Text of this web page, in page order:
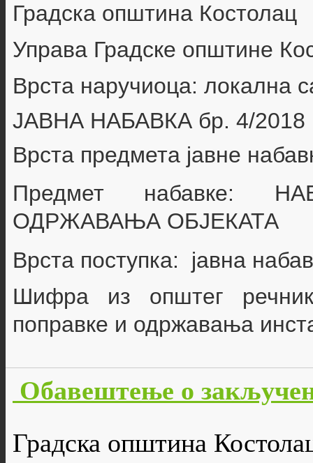
Градска општина Костолац
Управа Градске општине
Врста наручиоца: локална
ЈАВНА НАБАВКА бр. 4/2018
Врста предмета јавне
Предмет набавке:
ОДРЖАВАЊА ОБЈЕКАТА
Врста поступка: јавна
Шифра из општег
поправке и одржавања
Обавештење о
Градска општина